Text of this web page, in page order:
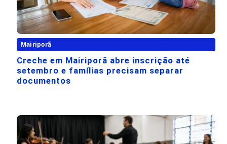
Mairiporã
Creche em Mairiporã abre inscrição até
setembro e famílias precisam separar
documentos